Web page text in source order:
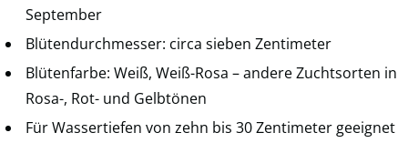
September
Blütendurchmesser: circa sieben Zentimeter
Blütenfarbe: Weiß, Weiß-Rosa – andere Zuchtsorten in
Rosa-, Rot- und Gelbtönen
Für Wassertiefen von zehn bis 30 Zentimeter geeignet